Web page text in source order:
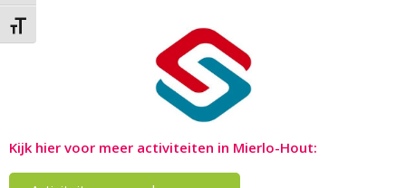
Kies grootte van het lettertype
Kijk hier voor meer activiteiten in Mierlo-Hout: